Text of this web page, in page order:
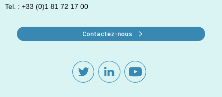
Tel. : +33 (0)1 81 72 17 00
Contactez-nous